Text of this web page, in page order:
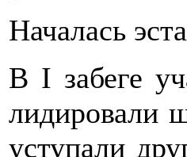
Началась
В I забеге
лидировали
уступали